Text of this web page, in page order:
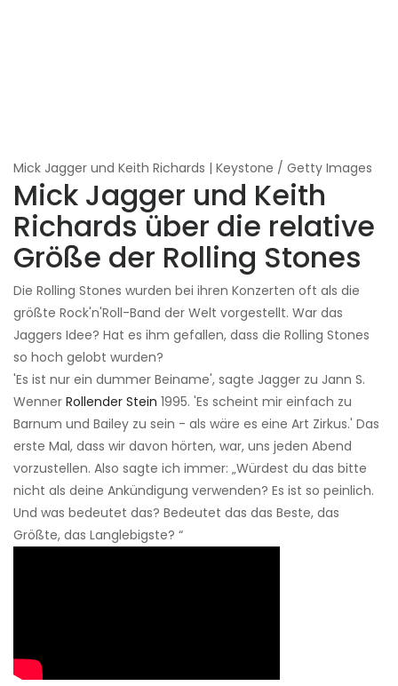
Mick Jagger und Keith Richards | Keystone / Getty Images
Mick Jagger und Keith
Richards über die relative
Größe der Rolling Stones
Die Rolling Stones wurden bei ihren Konzerten oft als die
größte Rock'n'Roll-Band der Welt vorgestellt. War das
Jaggers Idee? Hat es ihm gefallen, dass die Rolling Stones
so hoch gelobt wurden?
'Es ist nur ein dummer Beiname', sagte Jagger zu Jann S.
Wenner Rollender Stein 1995. 'Es scheint mir einfach zu
Barnum und Bailey zu sein - als wäre es eine Art Zirkus.' Das
erste Mal, dass wir davon hörten, war, uns jeden Abend
vorzustellen. Also sagte ich immer: „Würdest du das bitte
nicht als deine Ankündigung verwenden? Es ist so peinlich.
Und was bedeutet das? Bedeutet das das Beste, das
Größte, das Langlebigste? “